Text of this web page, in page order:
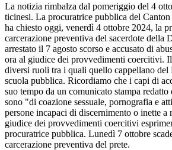
La notizia rimbalza dal pomeriggio del 4
ticinesi. La procuratrice pubblica del
ha chiesto oggi, venerdì 4 ottobre 2024, la
carcerazione preventiva del sacerdote della
arrestato il 7 agosto scorso e accusato di
ora al giudice dei provvedimenti coercitivi.
diversi ruoli tra i quali quello cappellano del
scuola pubblica. Ricordiamo che i capi di
suo tempo da un comunicato stampa
sono "di coazione sessuale, pornografia e
persone incapaci di discernimento o inette a
giudice dei provvedimenti coercitivi
procuratrice pubblica. Lunedì 7 ottobre
carcerazione preventiva del prete.